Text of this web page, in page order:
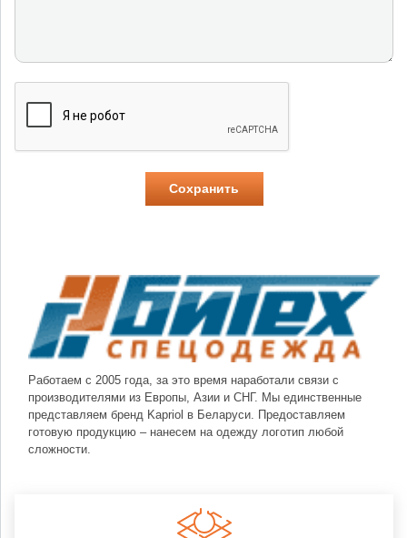
Работаем с 2005 года, за это время наработали связи с
производителями из Европы, Азии и СНГ. Мы единственные
представляем бренд Kapriol в Беларуси. Предоставляем
готовую продукцию – нанесем на одежду логотип любой
сложности.